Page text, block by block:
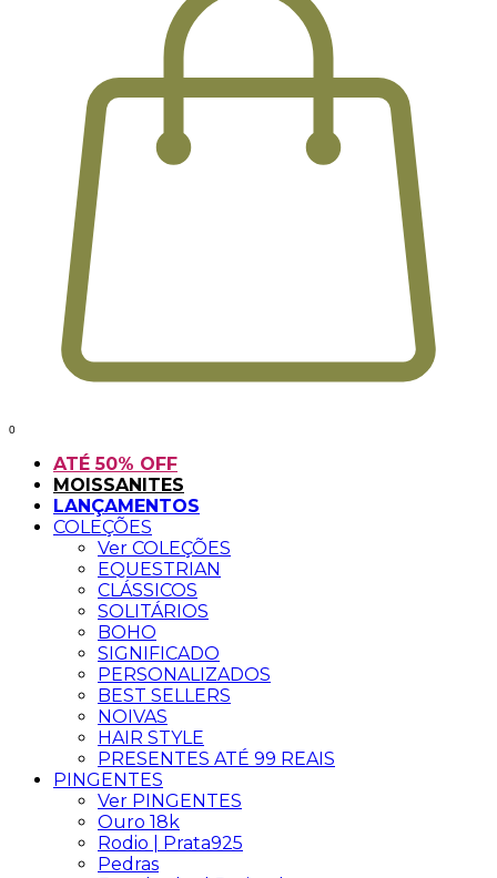
0
ATÉ 50% OFF
MOISSANITES
LANÇAMENTOS
COLEÇÕES
Ver COLEÇÕES
EQUESTRIAN
CLÁSSICOS
SOLITÁRIOS
BOHO
SIGNIFICADO
PERSONALIZADOS
BEST SELLERS
NOIVAS
HAIR STYLE
PRESENTES ATÉ 99 REAIS
PINGENTES
Ver PINGENTES
Ouro 18k
Rodio | Prata925
Pedras